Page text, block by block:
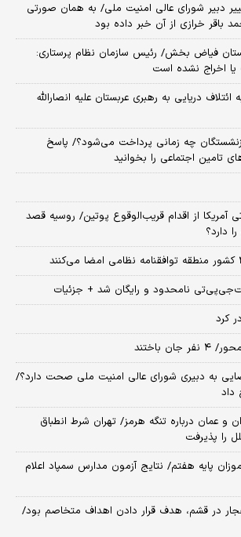
دبیر شورای عالی امنیت ملی/ به همان صورتی
باقر خرازی از آن خبر داده بود
فیاض بخش/ رئیس سازمان نظام پرستاری:
یا اخراج نشده است
دریایی به رهبری عربستان علیه انصارالله
چه زمانی پرداخت می‌شود؟/ پاسخ
تامین اجتماعی را بخوانید
آمریکا از اقدام قریب‌الوقوع پوتین/ روسیه قصد
دارد؟
نامحدود و رایگان شد + جزئیات
کرد
باختند
به دبیری شورای عالی امنیت ملی صحت دارد؟/
داد
و عمان درباره تنگه هرمز/ تهران شرط انطباق
را پذیرفت
پایه هفتم/ نتایج آزمون مدارس سمپاد اعلام
در قشم، هدف قرار دادن اهداف متخاصم بود/